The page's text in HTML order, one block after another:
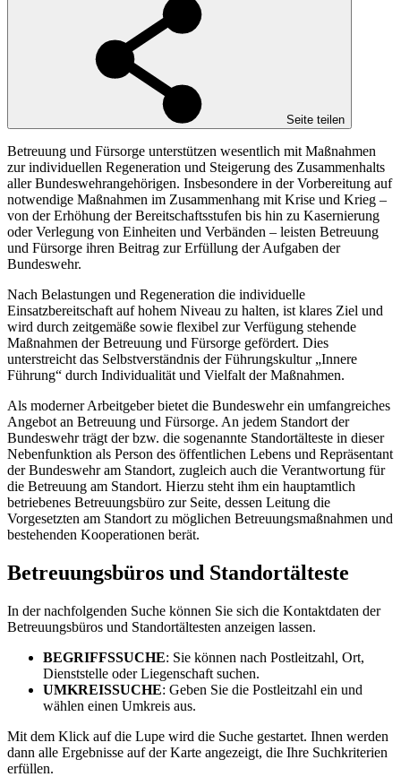
Seite teilen
Betreuung und Fürsorge unterstützen wesentlich mit Maßnahmen
zur individuellen Regeneration und Steigerung des Zusammenhalts
aller Bundeswehrangehörigen. Insbesondere in der Vorbereitung auf
notwendige Maßnahmen im Zusammenhang mit Krise und Krieg –
von der Erhöhung der Bereitschaftsstufen bis hin zu Kasernierung
oder Verlegung von Einheiten und Verbänden – leisten Betreuung
und Fürsorge ihren Beitrag zur Erfüllung der Aufgaben der
Bundeswehr.
Nach Belastungen und Regeneration die individuelle
Einsatzbereitschaft auf hohem Niveau zu halten, ist klares Ziel und
wird durch zeitgemäße sowie flexibel zur Verfügung stehende
Maßnahmen der Betreuung und Fürsorge gefördert. Dies
unterstreicht das Selbstverständnis der Führungskultur „Innere
Führung“ durch Individualität und Vielfalt der Maßnahmen.
Als moderner Arbeitgeber bietet die Bundeswehr ein umfangreiches
Angebot an Betreuung und Fürsorge. An jedem Standort der
Bundeswehr trägt der bzw. die sogenannte Standortälteste in dieser
Nebenfunktion als Person des öffentlichen Lebens und Repräsentant
der Bundeswehr am Standort, zugleich auch die Verantwortung für
die Betreuung am Standort. Hierzu steht ihm ein hauptamtlich
betriebenes Betreuungsbüro zur Seite, dessen Leitung die
Vorgesetzten am Standort zu möglichen Betreuungsmaßnahmen und
bestehenden Kooperationen berät.
Betreuungsbüros und Standortälteste
In der nachfolgenden Suche können Sie sich die Kontaktdaten der
Betreuungsbüros und Standortältesten anzeigen lassen.
BEGRIFFSSUCHE: Sie können nach Postleitzahl, Ort,
Dienststelle oder Liegenschaft suchen.
UMKREISSUCHE: Geben Sie die Postleitzahl ein und
wählen einen Umkreis aus.
Mit dem Klick auf die Lupe wird die Suche gestartet. Ihnen werden
dann alle Ergebnisse auf der Karte angezeigt, die Ihre Suchkriterien
erfüllen.